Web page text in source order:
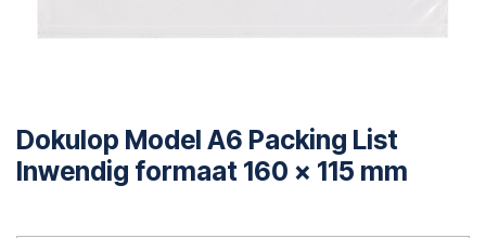
Dokulop Model A6 Packing List
Inwendig formaat 160 x 115 mm